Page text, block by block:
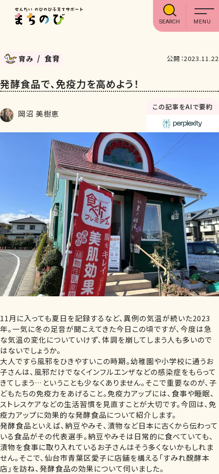
SEARCH
育み 食育 公開：2023.11.22
発酵食品で、免疫力を高めよう！
岡沼 美樹恵
この記事をAIで要約
11月に入っても夏日を記録するなど、異例の気温が続いた2023
年。一気に冬の足音が聞こえてきた今日この頃ですが、今度は急
な気温の変化についていけず、体調を崩してしまう人も多いので
はないでしょうか。
大人ですら風邪をひきやすいこの時期。幼稚園や小学校に通うお
子さんは、風邪だけでなくインフルエンザなどの感染症をもらって
きてしまう…ということも少なくありません。そこで重要なのが、子
どもたちの免疫力をあげること。免疫力アップには、食事や睡眠、
ストレスケアなどの生活習慣を見直すことが大切です。今回は、免
疫力アップに効果的な発酵食品について紹介します。
発酵食品といえば、納豆やみそ、漬物など日本に古くから伝わって
いる食品がその代表選手。納豆やみそは日常的に食べていても、
漬物を食事に取り入れているお子さんはそう多くないかもしれま
せん。そこで、仙台市青葉区愛子に店舗を構える「すみれ醗酵本
店」を訪ね、発酵食品の効果について伺いました。